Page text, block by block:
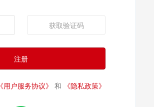
获取验证码
注册
《用户服务协议》 和 《隐私政策》